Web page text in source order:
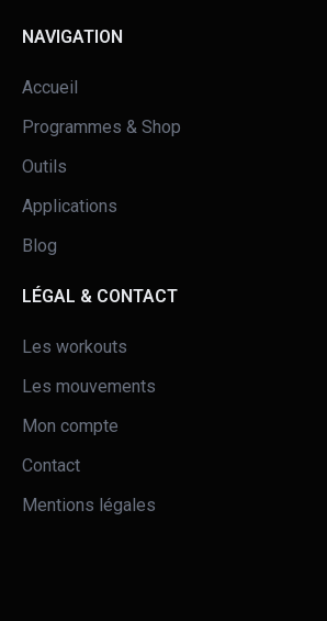
NAVIGATION
Accueil
Programmes & Shop
Outils
Applications
Blog
LÉGAL & CONTACT
Les workouts
Les mouvements
Mon compte
Contact
Mentions légales